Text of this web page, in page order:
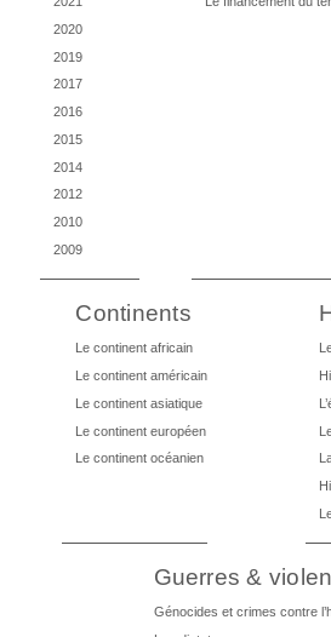
2020
2019
2017
2016
2015
2014
2012
2010
2009
Continents
Le continent africain
Le continent américain
Le continent asiatique
Le continent européen
Le continent océanien
Guerres &
Génocides et crimes contre